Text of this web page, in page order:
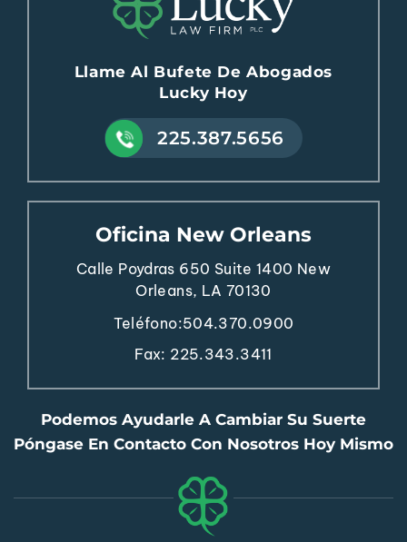
Llame Al Bufete De Abogados
Lucky Hoy
225.387.5656
Oficina New Orleans
Calle Poydras 650 Suite 1400 New
Orleans, LA 70130
Teléfono:504.370.0900
Fax: 225.343.3411
Podemos Ayudarle A Cambiar Su Suerte
Póngase En Contacto Con Nosotros Hoy Mismo